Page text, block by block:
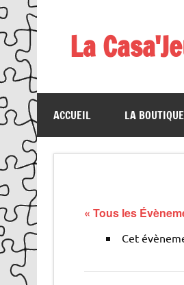
Skip
to
content
La
ACCUEIL LA BOUTIQUE
« Tous les
Cet